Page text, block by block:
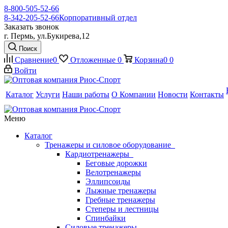
8-800-505-52-66
8-342-205-52-66Корпоративный отдел
Заказать звонок
г. Пермь, ул.Букирева,12
Поиск
Сравнение0 Отложенные 0 Корзина0 0
Войти
Каталог Услуги Наши работы О Компании Новости Контакты
Меню
Каталог
Тренажеры и силовое оборудование
Кардиотренажеры
Беговые дорожки
Велотренажеры
Эллипсоиды
Лыжные тренажеры
Гребные тренажеры
Степеры и лестницы
Спинбайки